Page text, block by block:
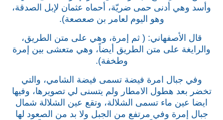
وأسد وهي أدنى حمى ضريّة، أحماه عثمان لإبل الصدقة،
وهو اليوم لعامر بن صعصعة).
قال الأصفهاني: ( ثم إمرة، وهي على متن الطريق،
والرايغة على متن الطريق أيضاً، وهي متعشى بين إمرة
وطخفة).
وفي جبال امرة فيضة تسمى فيضة الشامي، والتي
تخضر بعد هطول الامطار ولم يتسنى لي تصويرها، وفيها
ايضا عين ماء تسمى الشلالة، وتقع عين الشلالة شمال
جبال إمرة وفي مرتفع من الجبل ولا بد من الصعود لها